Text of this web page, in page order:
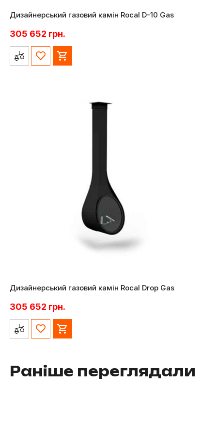
Дизайнерський газовий камін Rocal D-10 Gas
305 652 грн.
Дизайнерський газовий камін Rocal Drop Gas
305 652 грн.
Раніше переглядали